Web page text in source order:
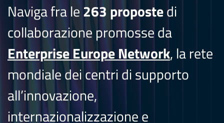
Naviga fra le263 propostedi
collaborazione promosse da
Enterprise Europe Network, la rete
mondiale dei centri di supporto
all’innovazione,
internazionalizzazione e